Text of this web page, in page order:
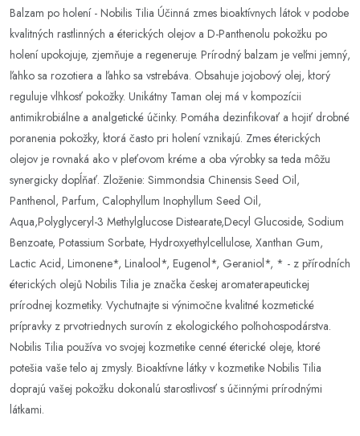
Balzam po holení - Nobilis Tilia Účinná zmes bioaktívnych látok v podobe
kvalitných rastlinných a éterických olejov a D-Panthenolu pokožku po
holení upokojuje, zjemňuje a regeneruje. Prírodný balzam je veľmi jemný,
ľahko sa rozotiera a ľahko sa vstrebáva. Obsahuje jojobový olej, ktorý
reguluje vlhkosť pokožky. Unikátny Taman olej má v kompozícii
antimikrobiálne a analgetické účinky. Pomáha dezinfikovať a hojiť drobné
poranenia pokožky, ktorá často pri holení vznikajú. Zmes éterických
olejov je rovnaká ako v pleťovom kréme a oba výrobky sa teda môžu
synergicky dopĺňať. Zloženie: Simmondsia Chinensis Seed Oil,
Panthenol, Parfum, Calophyllum Inophyllum Seed Oil,
Aqua,Polyglyceryl-3 Methylglucose Distearate,Decyl Glucoside, Sodium
Benzoate, Potassium Sorbate, Hydroxyethylcellulose, Xanthan Gum,
Lactic Acid, Limonene*, Linalool*, Eugenol*, Geraniol*, * - z přírodních
éterických olejů Nobilis Tilia je značka českej aromaterapeutickej
prírodnej kozmetiky. Vychutnajte si výnimočne kvalitné kozmetické
prípravky z prvotriednych surovín z ekologického poľnohospodárstva.
Nobilis Tilia používa vo svojej kozmetike cenné éterické oleje, ktoré
potešia vaše telo aj zmysly. Bioaktívne látky v kozmetike Nobilis Tilia
doprajú vašej pokožku dokonalú starostlivosť s účinnými prírodnými
látkami.